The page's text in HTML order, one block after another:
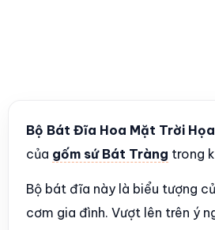
Bộ Bát Đĩa Hoa Mặt Trời
của gốm sứ Bát Tràng trong
Bộ bát đĩa này là biểu tượng
cơm gia đình. Vượt lên trên ý